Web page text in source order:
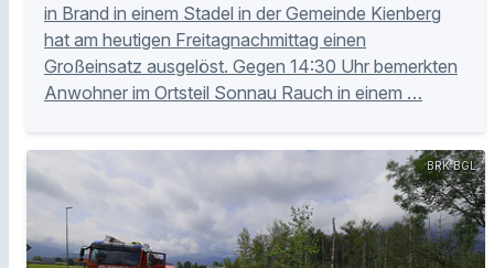
in Brand in einem Stadel in der Gemeinde Kienberg
hat am heutigen Freitagnachmittag einen
Großeinsatz ausgelöst. Gegen 14:30 Uhr bemerkten
Anwohner im Ortsteil Sonnau Rauch in einem …
BRK BGL